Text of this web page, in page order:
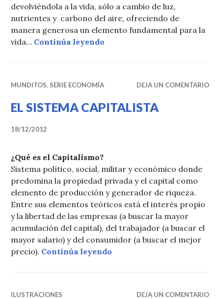
devolviéndola a la vida, sólo a cambio de luz,
nutrientes y carbono del aire, ofreciendo de
manera generosa un elemento fundamental para la
vida… Continúa leyendo
MUNDITOS, SERIE ECONOMÍA DEJA UN COMENTARIO
EL SISTEMA CAPITALISTA
18/12/2012
¿Qué es el Capitalismo?
Sistema político, social, militar y económico donde
predomina la propiedad privada y el capital como
elemento de producción y generador de riqueza.
Entre sus elementos teóricos está el interés propio
y la libertad de las empresas (a buscar la mayor
acumulación del capital), del trabajador (a buscar el
mayor salario) y del consumidor (a buscar el mejor
precio). Continúa leyendo
ILUSTRACIONES DEJA UN COMENTARIO